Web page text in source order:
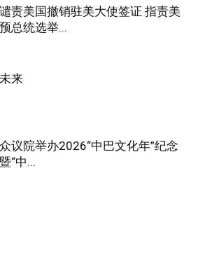
责美国撤销驻美大使签证 指责美
总统选举...
来
议院举办2026“中巴文化年”纪念
“中...